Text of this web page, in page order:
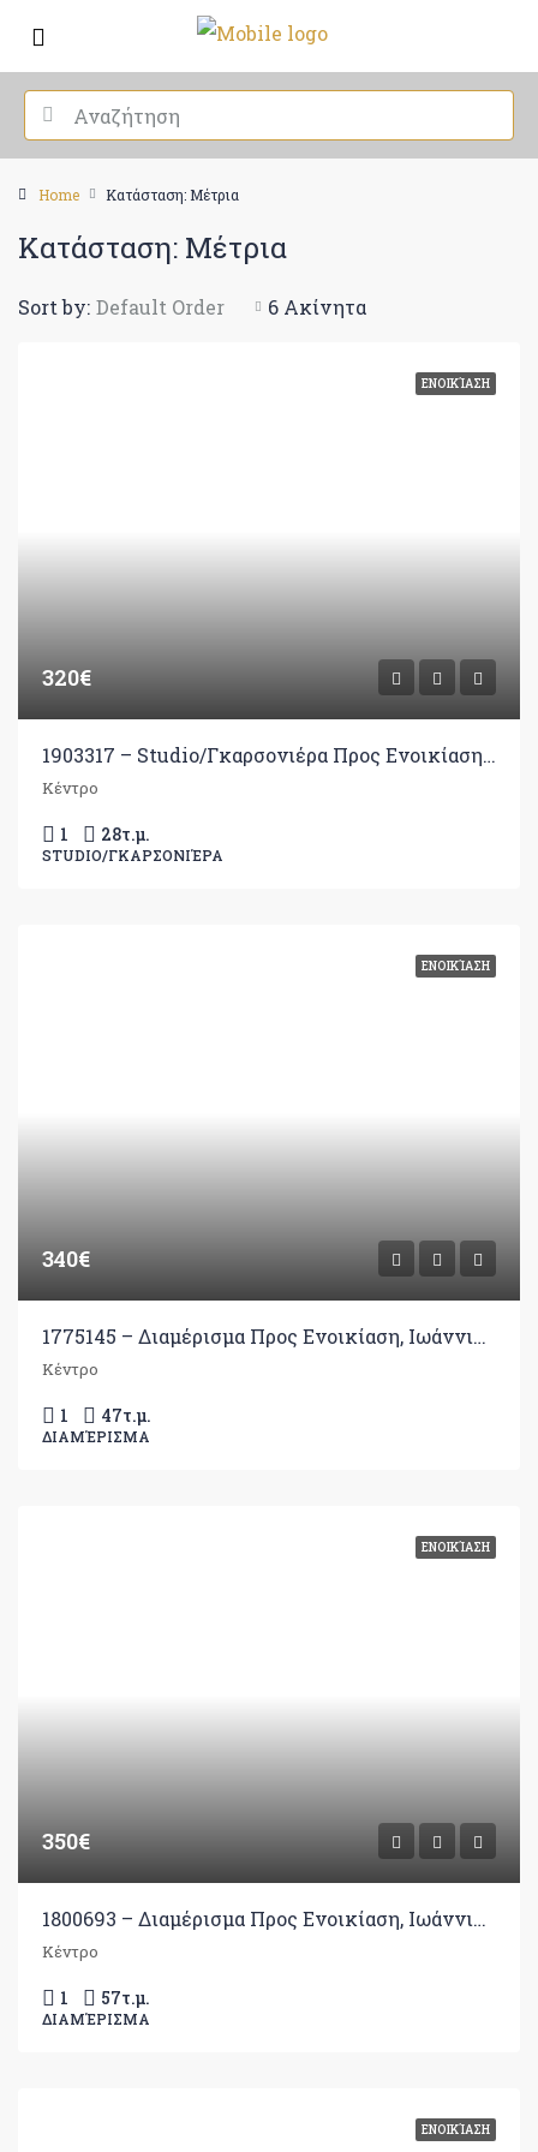
Home Κατάσταση: Μέτρια
Κατάσταση: Μέτρια
6 Ακίνητα
Sort by: Default Order
ΕΝΟΙΚΊΑΣΗ
320€
1903317 – Studio/Γκαρσονιέρα Προς Ενοικίαση, Ιωάννινα, 28 τ.μ., €320
Κέντρο
1 28τ.μ.
STUDIO/ΓΚΑΡΣΟΝΙΈΡΑ
ΕΝΟΙΚΊΑΣΗ
340€
1775145 – Διαμέρισμα Προς Ενοικίαση, Ιωάννινα, 47 τ.μ., €340
Κέντρο
1 47τ.μ.
ΔΙΑΜΈΡΙΣΜΑ
ΕΝΟΙΚΊΑΣΗ
350€
1800693 – Διαμέρισμα Προς Ενοικίαση, Ιωάννινα, 57 τ.μ., €350
Κέντρο
1 57τ.μ.
ΔΙΑΜΈΡΙΣΜΑ
ΕΝΟΙΚΊΑΣΗ